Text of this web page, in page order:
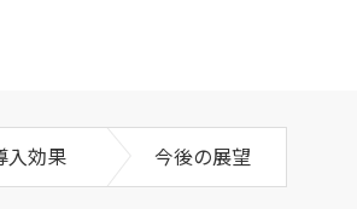
入効果 今後の展望